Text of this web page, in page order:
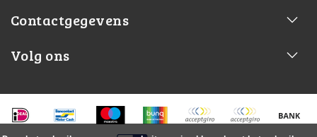
Contactgegevens
Volg ons